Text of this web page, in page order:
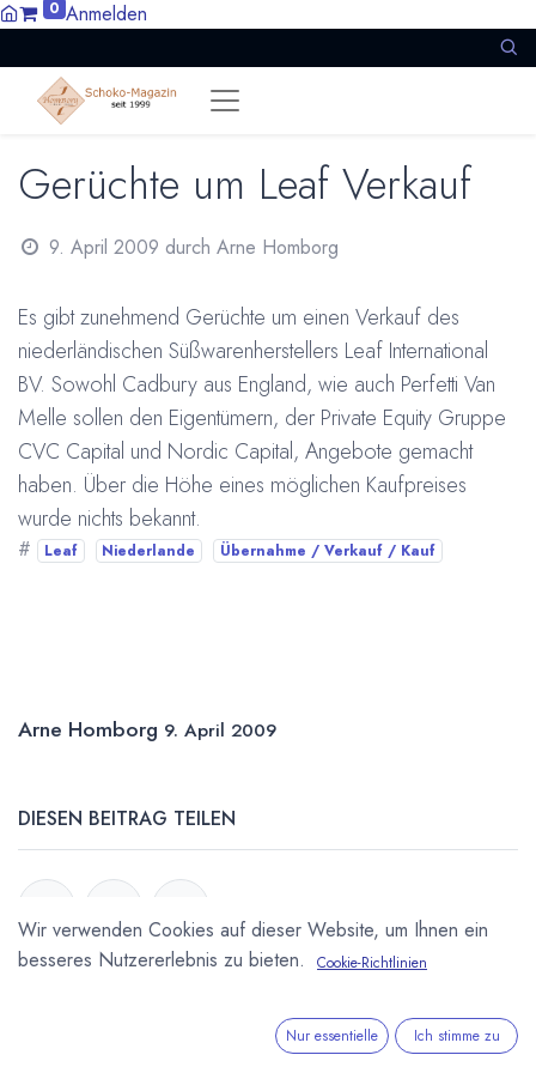
0 Anmelden
Gerüchte um Leaf Verkauf
9. April 2009 durch Arne Homborg
Es gibt zunehmend Gerüchte um einen Verkauf des
niederländischen Süßwarenherstellers Leaf International
BV. Sowohl Cadbury aus England, wie auch Perfetti Van
Melle sollen den Eigentümern, der Private Equity Gruppe
CVC Capital und Nordic Capital, Angebote gemacht
haben. Über die Höhe eines möglichen Kaufpreises
wurde nichts bekannt.
# Leaf Niederlande Übernahme / Verkauf / Kauf
Arne Homborg 9. April 2009
DIESEN BEITRAG TEILEN
Wir verwenden Cookies auf dieser Website, um Ihnen ein
besseres Nutzererlebnis zu bieten.
Cookie-Richtlinien
Nur essentielle Ich stimme zu